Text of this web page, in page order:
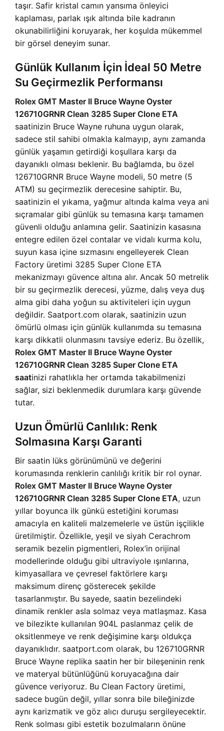
taşır. Safir kristal camın yansıma önleyici
kaplaması, parlak ışık altında bile kadranın
okunabilirliğini koruyarak, her koşulda mükemmel
bir görsel deneyim sunar.
Günlük Kullanım İçin İdeal 50 Metre
Su Geçirmezlik Performansı
Rolex GMT Master II Bruce Wayne Oyster
126710GRNR Clean 3285 Super Clone ETA
saatinizin Bruce Wayne ruhuna uygun olarak,
sadece stil sahibi olmakla kalmayıp, aynı zamanda
günlük yaşamın getirdiği koşullara karşı da
dayanıklı olması beklenir. Bu bağlamda, bu özel
126710GRNR Bruce Wayne modeli, 50 metre (5
ATM) su geçirmezlik derecesine sahiptir. Bu,
saatinizin el yıkama, yağmur altında kalma veya ani
sıçramalar gibi günlük su temasına karşı tamamen
güvenli olduğu anlamına gelir. Saatinizin kasasına
entegre edilen özel contalar ve vidalı kurma kolu,
suyun kasa içine sızmasını engelleyerek Clean
Factory üretimi 3285 Super Clone ETA
mekanizmayı güvence altına alır. Ancak 50 metrelik
bir su geçirmezlik derecesi, yüzme, dalış veya duş
alma gibi daha yoğun su aktiviteleri için uygun
değildir. Saatport.com olarak, saatinizin uzun
ömürlü olması için günlük kullanımda su temasına
karşı dikkatli olunmasını tavsiye ederiz. Bu özellik,
Rolex GMT Master II Bruce Wayne Oyster
126710GRNR Clean 3285 Super Clone ETA
saatinizi rahatlıkla her ortamda takabilmenizi
sağlar, sizi beklenmedik durumlara karşı güvende
tutar.
Uzun Ömürlü Canlılık: Renk
Solmasına Karşı Garanti
Bir saatin lüks görünümünü ve değerini
korumasında renklerin canlılığı kritik bir rol oynar.
Rolex GMT Master II Bruce Wayne Oyster
126710GRNR Clean 3285 Super Clone ETA, uzun
yıllar boyunca ilk günkü estetiğini koruması
amacıyla en kaliteli malzemelerle ve üstün işçilikle
üretilmiştir. Özellikle, yeşil ve siyah Cerachrom
seramik bezelin pigmentleri, Rolex’in orijinal
modellerinde olduğu gibi ultraviyole ışınlarına,
kimyasallara ve çevresel faktörlere karşı
maksimum direnç gösterecek şekilde
tasarlanmıştır. Bu sayede, saatin bezelindeki
dinamik renkler asla solmaz veya matlaşmaz. Kasa
ve bilezikte kullanılan 904L paslanmaz çelik de
oksitlenmeye ve renk değişimine karşı oldukça
dayanıklıdır. saatport.com olarak, bu 126710GRNR
Bruce Wayne replika saatin her bir bileşeninin renk
ve materyal bütünlüğünü koruyacağına dair
güvence veriyoruz. Bu Clean Factory üretimi,
sadece bugün değil, yıllar sonra bile bileğinizde
aynı karizmatik ve göz alıcı duruşu sergileyecektir.
Renk solması gibi estetik bozulmaların önüne